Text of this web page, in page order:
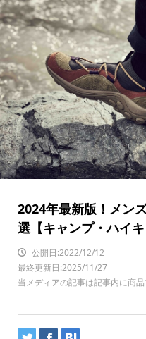
2024年最新版！メン
選【キャンプ・ハイ
公開日:2022/12/12
最終更新日:2025/11/27
当メディアの記事は記事内に商